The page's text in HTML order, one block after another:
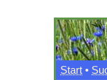
Start •